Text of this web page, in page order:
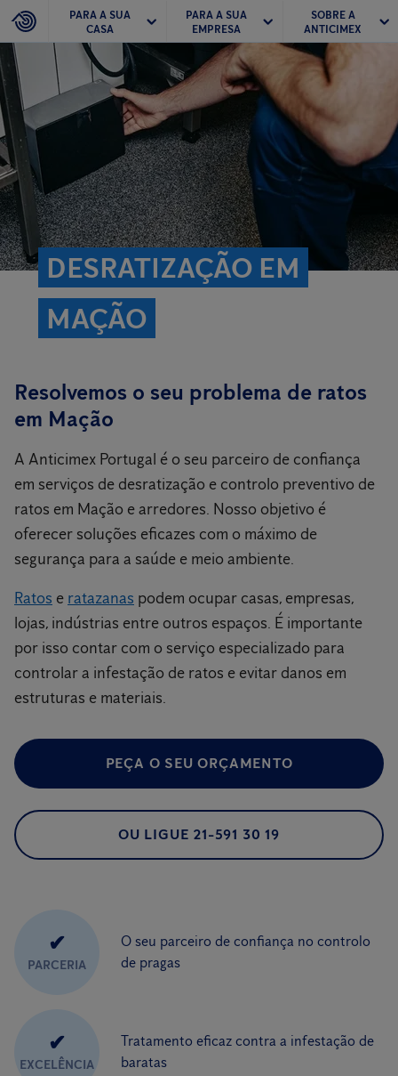
PARA A SUA
CASA
PARA A SUA
EMPRESA
SOBRE A
ANTICIMEX
DESRATIZAÇÃO EM
MAÇÃO
Resolvemos o seu problema de ratos
em Mação
A Anticimex Portugal é o seu parceiro de confiança
em serviços de desratização e controlo preventivo de
ratos em Mação e arredores. Nosso objetivo é
oferecer soluções eficazes com o máximo de
segurança para a saúde e meio ambiente.
Ratos e ratazanas podem ocupar casas, empresas,
lojas, indústrias entre outros espaços. É importante
por isso contar com o serviço especializado para
controlar a infestação de ratos e evitar danos em
estruturas e materiais.
PEÇA O SEU ORÇAMENTO
OU LIGUE 21-591 30 19
✔
PARCERIA
O seu parceiro de confiança no controlo
de pragas
✔
EXCELÊNCIA
Tratamento eficaz contra a infestação de
baratas